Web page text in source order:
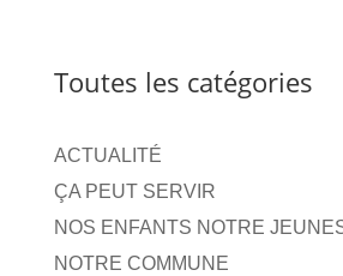
Toutes les catégories
ACTUALITÉ
ÇA PEUT SERVIR
NOS ENFANTS NOTRE
NOTRE COMMUNE